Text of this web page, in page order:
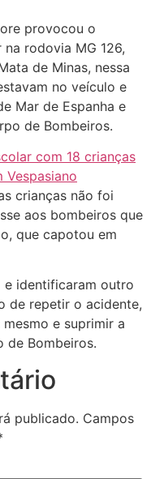
provocou o
rodovia MG 126,
de Minas, nessa
no veículo e
Mar de Espanha e
de Bombeiros.
com 18 crianças
Vespasiano
crianças não foi
aos bombeiros que
que capotou em
e identificaram outro
de repetir o acidente,
e suprimir a
de Bombeiros.
publicado. Campos